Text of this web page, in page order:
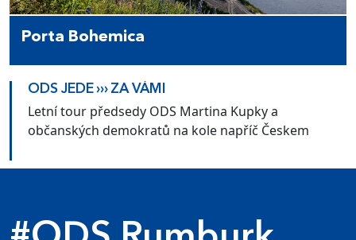
Porta Bohemica
ODS JEDE ››› ZA VÁMI
Letní tour předsedy ODS Martina Kupky a
občanských demokratů na kole napříč Českem